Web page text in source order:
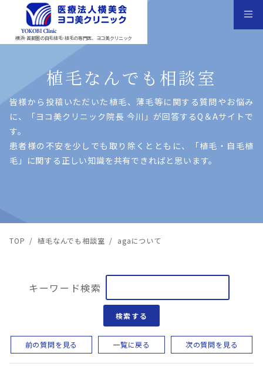
横浜･首都圏の自毛植毛･植毛の専門医、ヨコ美クリニック
植毛なんでも相談室
皆様から投稿いただいた植⽑、薄⽑等に関する質問やお悩み
に、「ヨコ美クリニック院⻑ 今川」が回答するQ＆Aサイトで
す。
患者様の不安を少しでも取り除くとともに、「植⽑・⾃⽑植
⽑」に関する正しい知識を共有できればと思います。
TOP / 植毛なんでも相談室 / agaについて
キーワード検索
検索する
前の質問を見る 一覧に戻る 次の質問を見る